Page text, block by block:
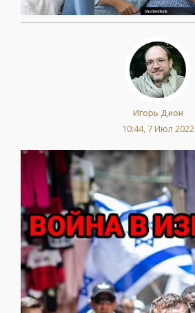
Игорь Дион
10:44, 7 Июл 2022